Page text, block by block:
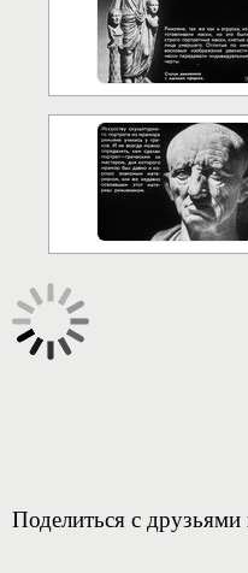
Поделиться с друзьями